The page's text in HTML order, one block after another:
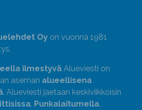
Oy on vuonna 1981
ilmestyvä Alueviesti on
aseman alueellisena
. Alueviesti jaetaan keskiviikkoisin
, Punkalaitumella,